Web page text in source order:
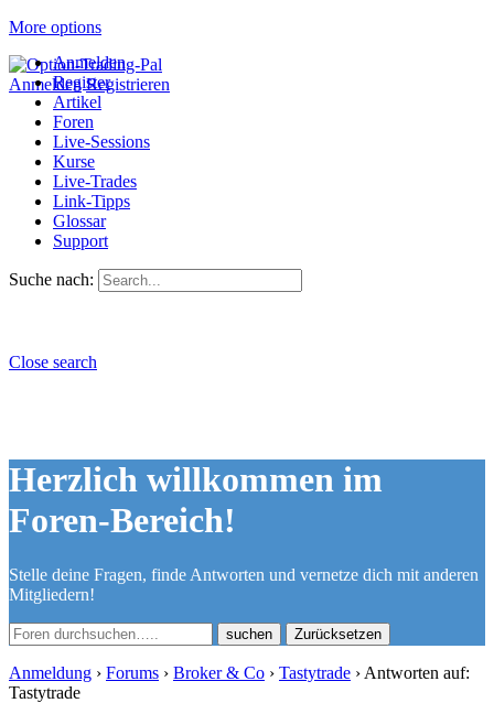
More options
Anmelden Registrieren
Anmelden
Register
Artikel
Foren
Live-Sessions
Kurse
Live-Trades
Link-Tipps
Glossar
Support
Suche nach:
Close search
Herzlich willkommen im
Foren-Bereich!
Stelle deine Fragen, finde Antworten und vernetze dich mit anderen
Mitgliedern!
Zurücksetzen
Anmeldung › Forums › Broker & Co › Tastytrade › Antworten auf:
Tastytrade